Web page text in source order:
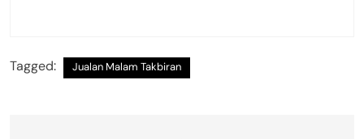
Tagged: Jualan Malam Takbiran